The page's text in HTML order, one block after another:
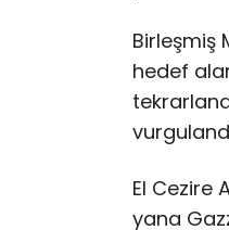
Birleşmiş
hedef
El Cezire
yana